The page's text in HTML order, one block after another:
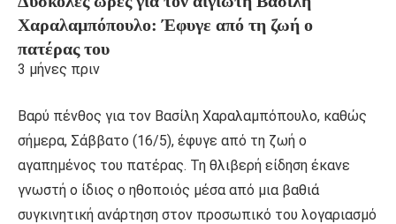
Χαραλαμπόπουλο: Έφυγε από τη ζωή ο
πατέρας του
3 μήνες πριν
Βαρύ πένθος για τον Βασίλη Χαραλαμπόπουλο, καθώς
σήμερα, Σάββατο (16/5), έφυγε από τη ζωή ο
αγαπημένος του πατέρας. Τη θλιβερή είδηση έκανε
γνωστή ο ίδιος ο ηθοποιός μέσα από μια βαθιά
συγκινητική ανάρτηση στον προσωπικό του λογαριασμό